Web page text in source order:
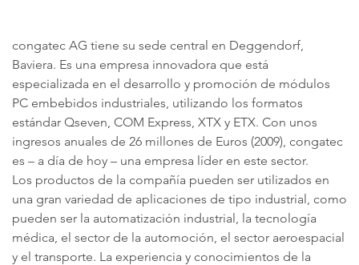
congatec AG tiene su sede central en Deggendorf,
Baviera. Es una empresa innovadora que está
especializada en el desarrollo y promoción de módulos
PC embebidos industriales, utilizando los formatos
estándar Qseven, COM Express, XTX y ETX. Con unos
ingresos anuales de 26 millones de Euros (2009), congatec
es – a día de hoy – una empresa líder en este sector.
Los productos de la compañía pueden ser utilizados en
una gran variedad de aplicaciones de tipo industrial, como
pueden ser la automatización industrial, la tecnología
médica, el sector de la automoción, el sector aeroespacial
y el transporte. La experiencia y conocimientos de la